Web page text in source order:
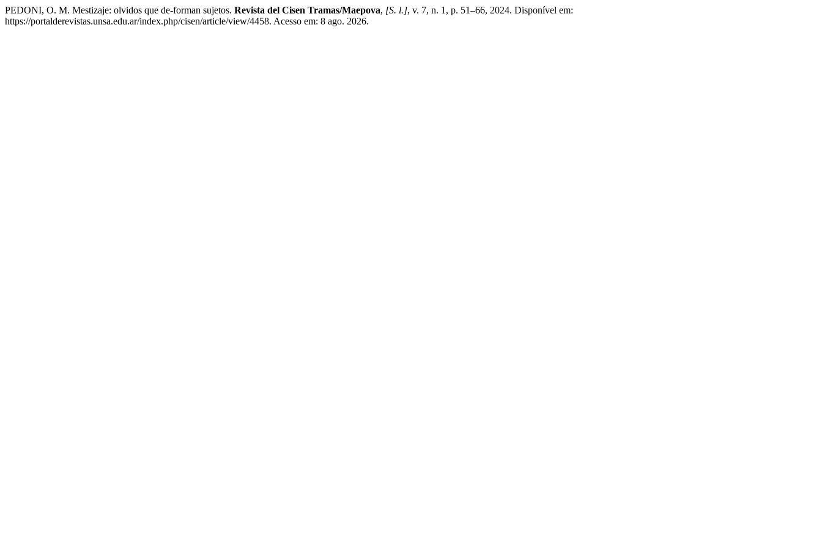
PEDONI, O. M. Mestizaje: olvidos que de-forman sujetos. Revista del Cisen Tramas/Maepova, [S. l.], v. 7, n. 1, p. 51–66, 2024. Disponível em:
https://portalderevistas.unsa.edu.ar/index.php/cisen/article/view/4458. Acesso em: 8 ago. 2026.